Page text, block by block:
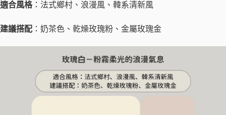
適合風格：法式鄉村、浪漫風、韓系清新風
建議搭配 ：奶茶色、乾燥玫瑰粉、金屬玫瑰金